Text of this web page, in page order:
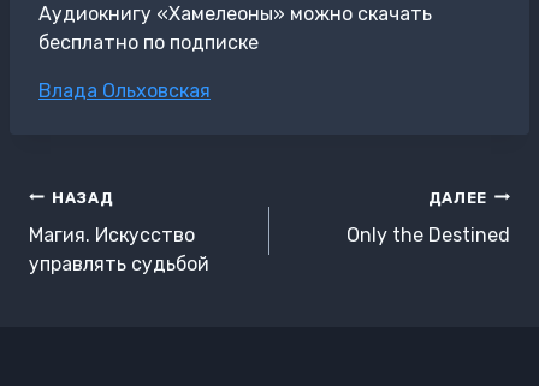
Аудиокнигу «Хамелеоны» можно скачать
бесплатно по подписке
Метки
Влада Ольховская
Навигация
по
записям
НАЗАД
Магия. Искусство
управлять судьбой
ДАЛЕЕ
Only the Destined